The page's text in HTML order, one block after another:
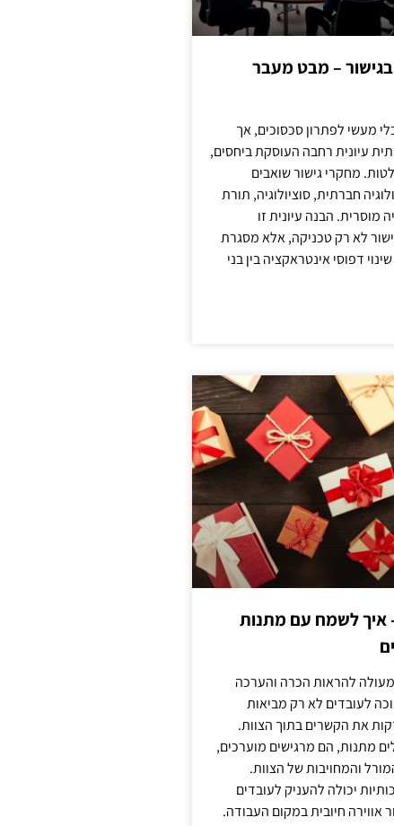
בגישור – מבט מעבר
מעשי לפתרון סכסוכים, אך
עיונית רחבה העוסקת ביחסים,
מחקרי גישור שואבים
חברתית, סוציולוגיה, תורת
מוסרית. הבנה עיונית זו
לא רק טכניקה, אלא מסגרת
דפוסי אינטראקציה בין בני
איך לשמח עם מתנות
מעולה להראות הכרה והערכה
לעובדים לא רק מביאות
את הקשרים בתוך הצוות.
מתנות, הם מרגישים מוערכים,
והמחויבות של הצוות.
יכולה להעניק לעובדים
אווירה חיובית במקום העבודה.